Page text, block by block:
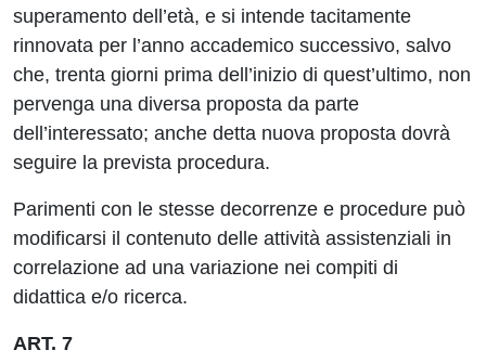
superamento dell’età, e si intende tacitamente
rinnovata per l’anno accademico successivo, salvo
che, trenta giorni prima dell’inizio di quest’ultimo, non
pervenga una diversa proposta da parte
dell’interessato; anche detta nuova proposta dovrà
seguire la prevista procedura.
Parimenti con le stesse decorrenze e procedure può
modificarsi il contenuto delle attività assistenziali in
correlazione ad una variazione nei compiti di
didattica e/o ricerca.
ART. 7